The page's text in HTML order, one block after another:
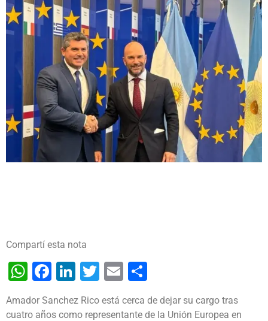
Compartí esta nota
WhatsApp
Facebook
LinkedIn
Twitter
Email
Amador Sanchez Rico está cerca de dejar su cargo tras
cuatro años como representante de la Unión Europea en